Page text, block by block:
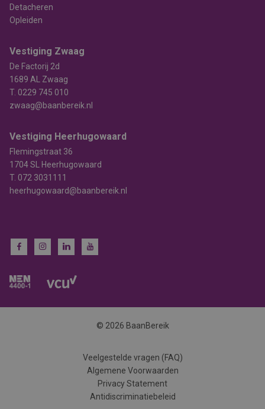
Detacheren
Opleiden
Vestiging Zwaag
De Factorij 2d
1689 AL Zwaag
T. 0229 745 010
zwaag@baanbereik.nl
Vestiging Heerhugowaard
Flemingstraat 36
1704 SL Heerhugowaard
T. 072 3031111
heerhugowaard@baanbereik.nl
© 2026 BaanBereik
Veelgestelde vragen (FAQ)
Algemene Voorwaarden
Privacy Statement
Antidiscriminatiebeleid